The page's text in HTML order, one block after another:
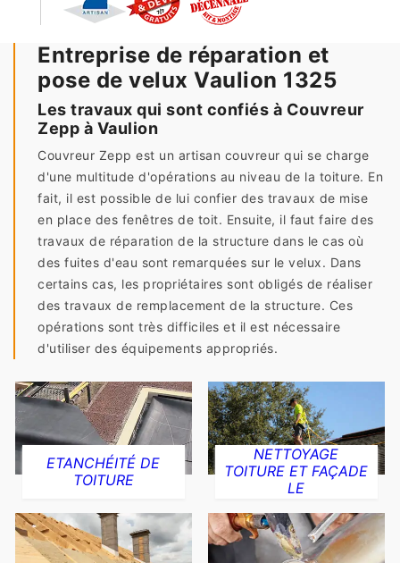
Entreprise de réparation et
pose de velux Vaulion 1325
Les travaux qui sont confiés à Couvreur
Zepp à Vaulion
Couvreur Zepp est un artisan couvreur qui se charge
d'une multitude d'opérations au niveau de la toiture. En
fait, il est possible de lui confier des travaux de mise
en place des fenêtres de toit. Ensuite, il faut faire des
travaux de réparation de la structure dans le cas où
des fuites d'eau sont remarquées sur le velux. Dans
certains cas, les propriétaires sont obligés de réaliser
des travaux de remplacement de la structure. Ces
opérations sont très difficiles et il est nécessaire
d'utiliser des équipements appropriés.
ETANCHÉITÉ DE
TOITURE
NETTOYAGE
TOITURE ET FAÇADE
LE